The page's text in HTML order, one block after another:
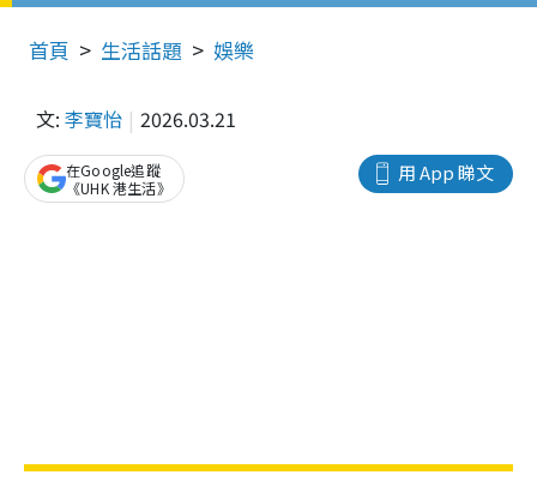
首頁 生活話題 娛樂
文: 李寶怡 2026.03.21
用 App 睇文
在Google追蹤
《UHK 港生活》